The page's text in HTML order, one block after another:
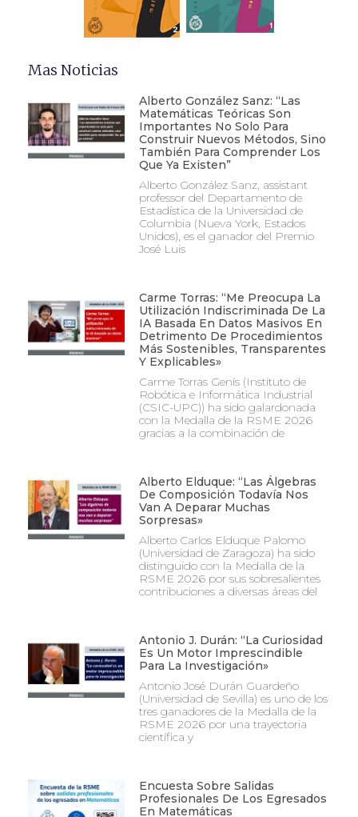
Mas Noticias
Alberto González Sanz: “Las
Matemáticas Teóricas Son
Importantes No Solo Para
Construir Nuevos Métodos, Sino
También Para Comprender Los
Que Ya Existen”
Alberto González Sanz, assistant
professor del Departamento de
Estadística de la Universidad de
Columbia (Nueva York, Estados
Unidos), es el ganador del Premio
José Luis
Carme Torras: “Me Preocupa La
Utilización Indiscriminada De La
IA Basada En Datos Masivos En
Detrimento De Procedimientos
Más Sostenibles, Transparentes
Y Explicables»
Carme Torras Genís (Instituto de
Robótica e Informática Industrial
(CSIC-UPC)) ha sido galardonada
con la Medalla de la RSME 2026
gracias a la combinación de
Alberto Elduque: “Las Álgebras
De Composición Todavía Nos
Van A Deparar Muchas
Sorpresas»
Alberto Carlos Elduque Palomo
(Universidad de Zaragoza) ha sido
distinguido con la Medalla de la
RSME 2026 por sus sobresalientes
contribuciones a diversas áreas del
Antonio J. Durán: “La Curiosidad
Es Un Motor Imprescindible
Para La Investigación»
Antonio José Durán Guardeño
(Universidad de Sevilla) es uno de los
tres ganadores de la Medalla de la
RSME 2026 por una trayectoria
científica y
Encuesta Sobre Salidas
Profesionales De Los Egresados
En Matemáticas